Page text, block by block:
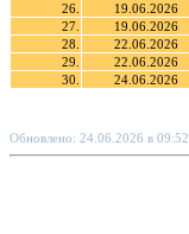
26.
19.06.2026
27.
19.06.2026
28.
22.06.2026
29.
22.06.2026
30.
24.06.2026
Обновлено: 24.06.2026 в 09:52.